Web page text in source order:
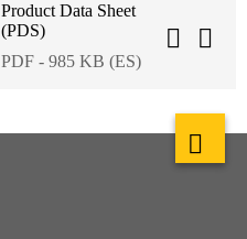
Product Data Sheet
(PDS)
PDF - 985 KB (ES)